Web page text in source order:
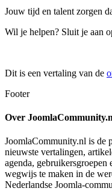
Jouw tijd en talent zorgen
Wil je helpen? Sluit je aan
Dit is een vertaling van de
Footer
Over
JoomlaCommunity.nl is de
nieuwste vertalingen,
agenda, gebruikersgroepen
wegwijs te maken in de
Nederlandse Joomla-